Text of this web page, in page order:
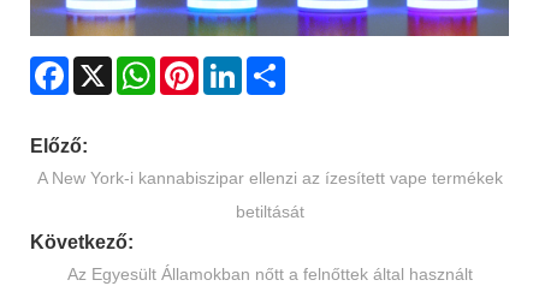
Facebook
X WhatsAppPinterestLinkedIn
Előző:
A New York-i kannabiszipar ellenzi az ízesített vape termékek
betiltását
Következő:
Az Egyesült Államokban nőtt a felnőttek által használt